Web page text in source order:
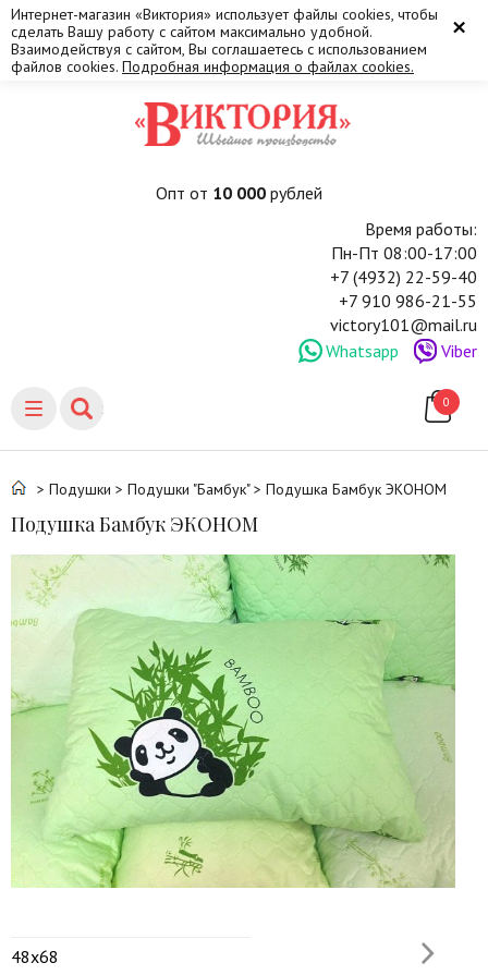
×
Интернет-магазин «Виктория» использует файлы cookies, чтобы
сделать Вашу работу с сайтом максимально удобной.
Взаимодействуя с сайтом, Вы соглашаетесь с использованием
файлов cookies. Подробная информация о файлах cookies.
Опт от 10 000рублей
Время работы:
Пн-Пт 08:00-17:00
+7 (4932) 22-59-40
+7 910 986-21-55
victory101@mail.ru
Whatsapp
Viber
0
> Подушки > Подушки "Бамбук" > Подушка Бамбук ЭКОНОМ
Подушка Бамбук ЭКОНОМ
48х68